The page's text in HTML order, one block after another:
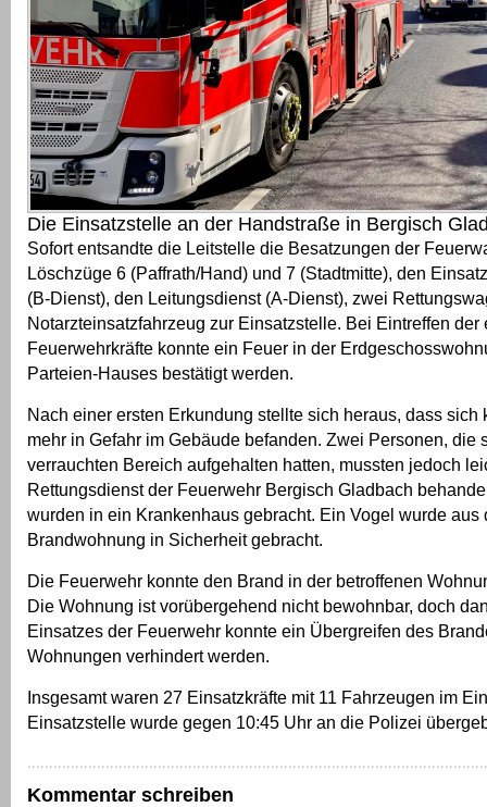
Die Einsatzstelle an der Handstraße in Bergisch
Sofort entsandte die Leitstelle die Besatzungen der
Löschzüge 6 (Paffrath/Hand) und 7 (Stadtmitte), den
(B-Dienst), den Leitungsdienst (A-Dienst), zwei
Notarzteinsatzfahrzeug zur Einsatzstelle. Bei Eintreffen der
Feuerwehrkräfte konnte ein Feuer in der
Parteien-Hauses bestätigt werden.
Nach einer ersten Erkundung stellte sich heraus, dass sich
mehr in Gefahr im Gebäude befanden. Zwei Personen, die
verrauchten Bereich aufgehalten hatten, mussten jedoch
Rettungsdienst der Feuerwehr Bergisch Gladbach
wurden in ein Krankenhaus gebracht. Ein Vogel wurde aus
Brandwohnung in Sicherheit gebracht.
Die Feuerwehr konnte den Brand in der betroffenen
Die Wohnung ist vorübergehend nicht bewohnbar, doch
Einsatzes der Feuerwehr konnte ein Übergreifen des
Wohnungen verhindert werden.
Insgesamt waren 27 Einsatzkräfte mit 11 Fahrzeugen im
Einsatzstelle wurde gegen 10:45 Uhr an die Polizei
Kommentar schreiben